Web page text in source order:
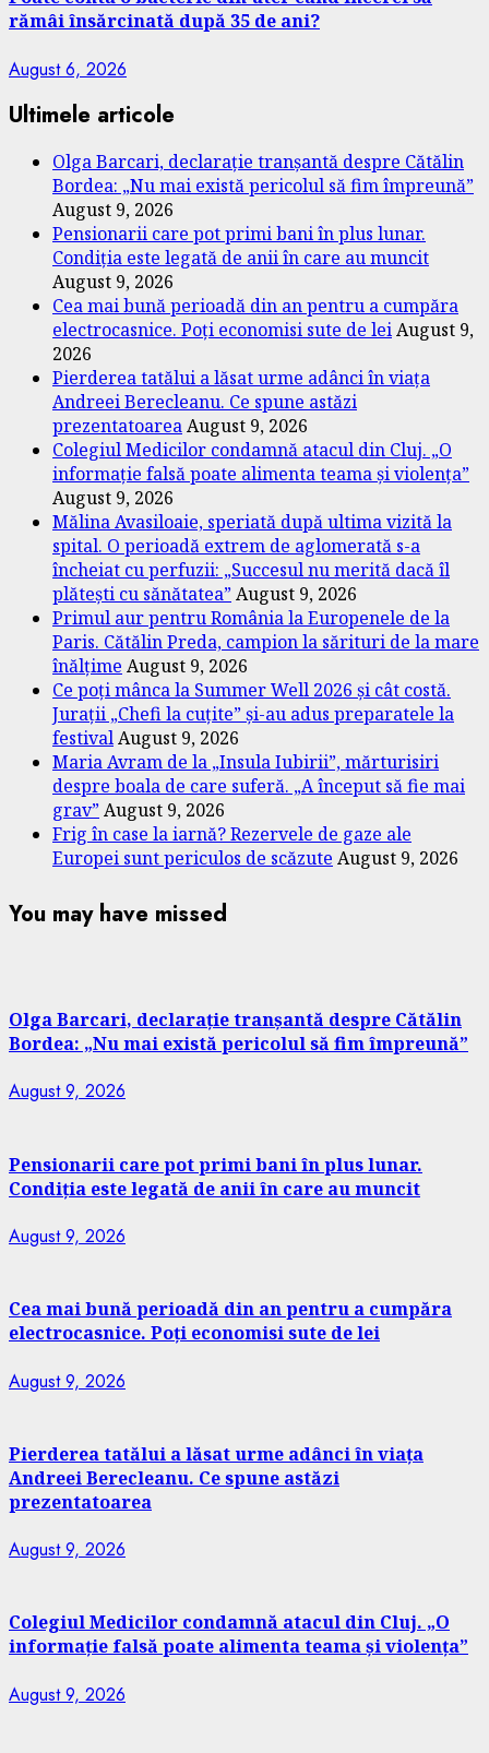
rămâi însărcinată după 35 de ani?
August 6, 2026
Ultimele articole
Olga Barcari, declarație tranșantă despre Cătălin
Bordea: „Nu mai există pericolul să fim împreună”
August 9, 2026
Pensionarii care pot primi bani în plus lunar.
Condiția este legată de anii în care au muncit
August 9, 2026
Cea mai bună perioadă din an pentru a cumpăra
electrocasnice. Poți economisi sute de leiAugust 9,
2026
Pierderea tatălui a lăsat urme adânci în viața
Andreei Berecleanu. Ce spune astăzi
prezentatoareaAugust 9, 2026
Colegiul Medicilor condamnă atacul din Cluj. „O
informație falsă poate alimenta teama și violența”
August 9, 2026
Mălina Avasiloaie, speriată după ultima vizită la
spital. O perioadă extrem de aglomerată s-a
încheiat cu perfuzii: „Succesul nu merită dacă îl
plătești cu sănătatea”August 9, 2026
Primul aur pentru România la Europenele de la
Paris. Cătălin Preda, campion la sărituri de la mare
înălțime August 9, 2026
Ce poți mânca la Summer Well 2026 și cât costă.
Jurații „Chefi la cuțite” și-au adus preparatele la
festivalAugust 9, 2026
Maria Avram de la „Insula Iubirii”, mărturisiri
despre boala de care suferă. „A început să fie mai
grav”August 9, 2026
Frig în case la iarnă? Rezervele de gaze ale
Europei sunt periculos de scăzute August 9, 2026
You may have missed
Olga Barcari, declarație tranșantă despre Cătălin
Bordea: „Nu mai există pericolul să fim împreună”
August 9, 2026
Pensionarii care pot primi bani în plus lunar.
Condiția este legată de anii în care au muncit
August 9, 2026
Cea mai bună perioadă din an pentru a cumpăra
electrocasnice. Poți economisi sute de lei
August 9, 2026
Pierderea tatălui a lăsat urme adânci în viața
Andreei Berecleanu. Ce spune astăzi
prezentatoarea
August 9, 2026
Colegiul Medicilor condamnă atacul din Cluj. „O
informație falsă poate alimenta teama și violența”
August 9, 2026